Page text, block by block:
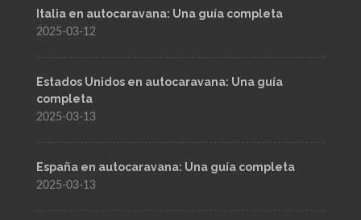
Italia en autocaravana: Una guía completa
2025-03-12
Estados Unidos en autocaravana: Una guía
completa
2025-03-13
España en autocaravana: Una guía completa
2025-03-13